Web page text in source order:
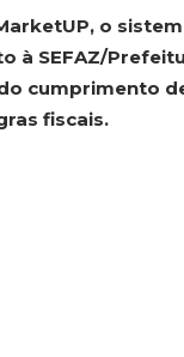
o
à SEFAZ/
cumprimento
fiscais.